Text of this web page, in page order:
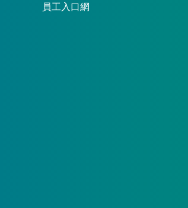
員工入口網